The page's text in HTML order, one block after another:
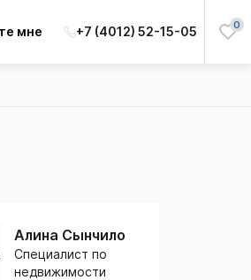
мне +7 (4012) 52-15-05 0
Алина Сынчило
Специалист по
недвижимости